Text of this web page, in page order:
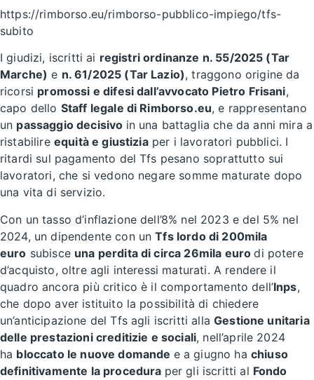
https://rimborso.eu/rimborso-pubblico-impiego/tfs-
subito
I giudizi, iscritti ai registri ordinanze n. 55/2025 (Tar
Marche) e n. 61/2025 (Tar Lazio), traggono origine da
ricorsi promossi e difesi dall’avvocato Pietro Frisani,
capo dello Staff legale di Rimborso.eu, e rappresentano
un passaggio decisivo in una battaglia che da anni mira a
ristabilire equità e giustiziaper i lavoratori pubblici. I
ritardi sul pagamento del Tfs pesano soprattutto sui
lavoratori, che si vedono negare somme maturate dopo
una vita di servizio.
Con un tasso d’inflazione dell’8% nel 2023 e del 5% nel
2024, un dipendente con unTfs lordo di 200mila
euro subisce una perdita di circa 26mila eurodi potere
d’acquisto, oltre agli interessi maturati. A rendere il
quadro ancora più critico è il comportamento dell’Inps,
che dopo aver istituito la possibilità di chiedere
un’anticipazione del Tfs agli iscritti allaGestione unitaria
delle prestazioni creditizie e sociali, nell’aprile 2024
ha bloccato le nuove domande e a giugno ha chiuso
definitivamente la procedura per gli iscritti al Fondo